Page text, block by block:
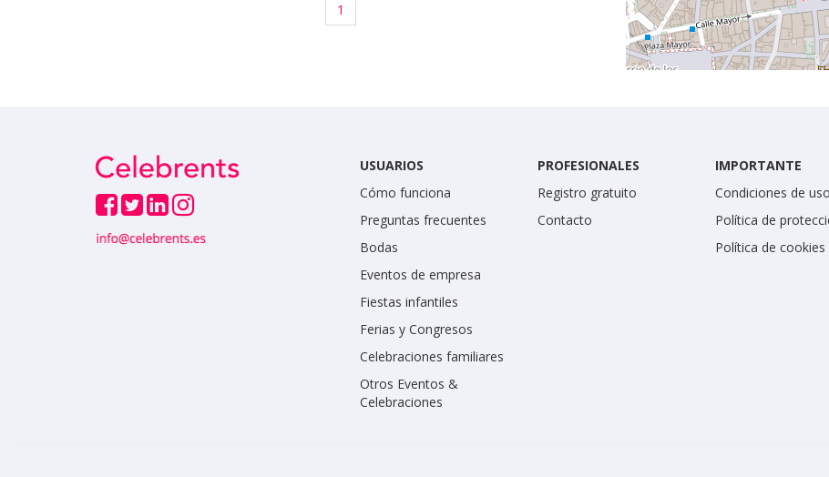
1
USUARIOS
Cómo funciona
Preguntas frecuentes
Bodas
Eventos de empresa
Fiestas infantiles
Ferias y Congresos
Celebraciones familiares
Otros Eventos &
Celebraciones
PROFESIONALES
Registro gratuito
Contacto
IMPORTANTE
Condiciones de uso
Política de
Política de cookies